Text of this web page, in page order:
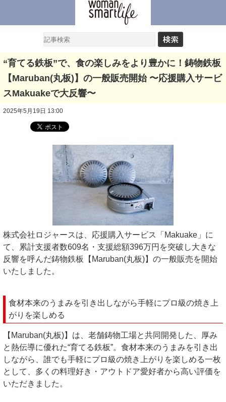
“育てる鉄板”で、食の楽しみをより豊かに！鋳物鉄板
【Maruban(丸板)】の一般販売開始 〜応援購入サービ
スMakuakeで大反響〜
2025年5月19日 13:00
株式会社ロジャースは、応援購入サービス「Makuake」に
て、累計支援者数609名・支援総額396万円を突破し大きな
反響を呼んだ鋳物鉄板【Maruban(丸板)】の一般販売を開始
いたしました。
食材本来のうまみを引き出しながら手軽にプロ級の焼き上
がりを楽しめる
【Maruban(丸板)】は、老舗鋳物工場と共同開発した、厚み
と熱伝導に優れた“育てる鉄板”。食材本来のうまみを引き出
しながら、誰でも手軽にプロ級の焼き上がりを楽しめる一枚
として、多くの料理好き・アウトドア愛好者から高い評価を
いただきました。